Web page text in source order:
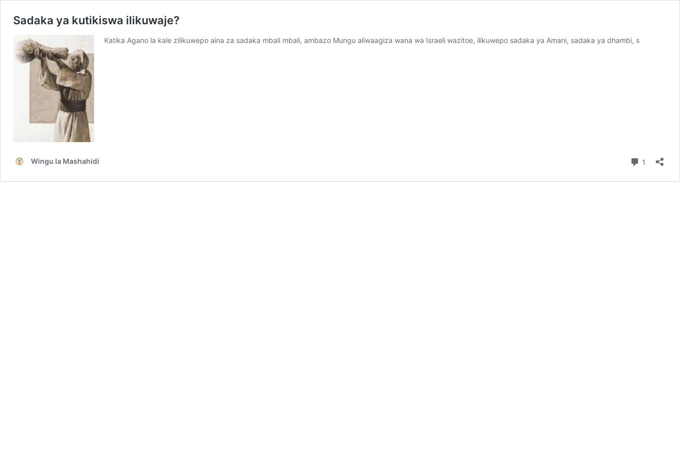
Sadaka ya kutikiswa ilikuwaje?
Katika Agano la kale zilikuwepo aina za sadaka mbali mbali, ambazo Mungu aliwaagiza wana wa Israeli wazitoe, ilikuwepo sadaka ya Amani, sadaka ya dhambi, s
Wingu la Mashahidi 1 Comment